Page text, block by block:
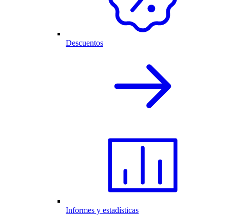
Descuentos
Informes y estadísticas